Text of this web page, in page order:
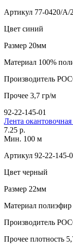
Артикул 77-0420/А/
Цвет синий
Размер 20мм
Материал 100%
Производитель
Прочее 3,7 гр/м
92-22-145-01
Лента
7.25 р.
Мин. 100 м
Артикул 92-22-145-
Цвет черный
Размер 22мм
Материал полиэфир
Производитель
Прочее плотность